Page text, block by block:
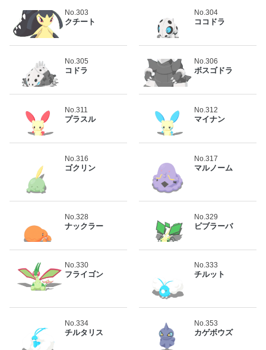
No.303
クチート
No.304
ココドラ
No.305
コドラ
No.306
ボスゴドラ
No.311
プラスル
No.312
マイナン
No.316
ゴクリン
No.317
マルノーム
No.328
ナックラー
No.329
ビブラーバ
No.330
フライゴン
No.333
チルット
No.334
チルタリス
No.353
カゲボウズ